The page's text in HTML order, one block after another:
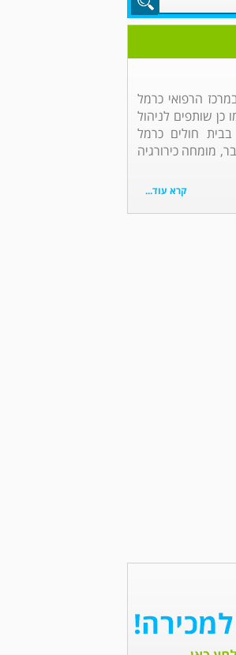
הרפואי כרמל
כן שותפים לניהול
בבית חולים כרמל
מומחה כירורגיה
קרא עוד...